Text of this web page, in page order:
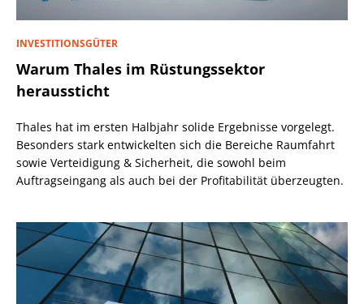
INVESTITIONSGÜTER
Warum Thales im Rüstungssektor
heraussticht
Thales hat im ersten Halbjahr solide Ergebnisse vorgelegt.
Besonders stark entwickelten sich die Bereiche Raumfahrt
sowie Verteidigung & Sicherheit, die sowohl beim
Auftragseingang als auch bei der Profitabilität überzeugten.